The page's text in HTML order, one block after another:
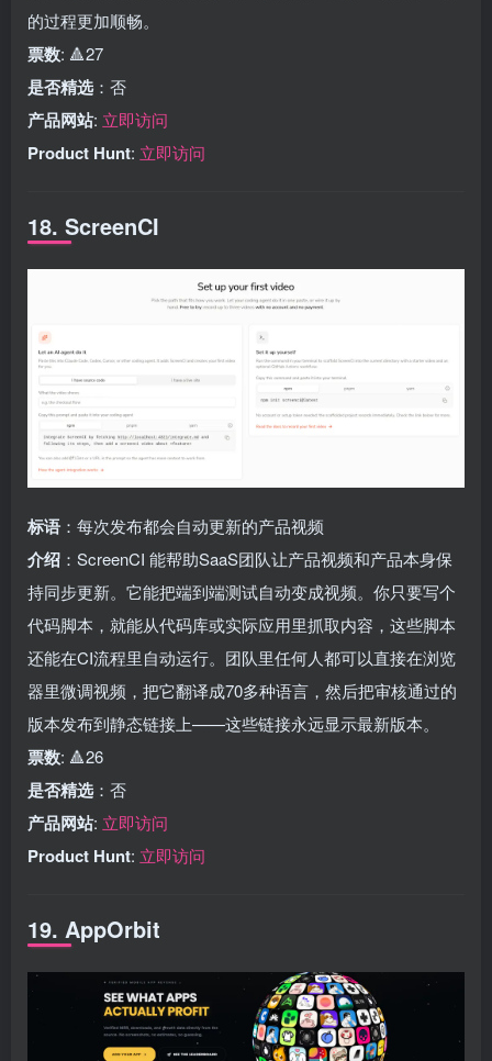
的过程更加顺畅。
票数: 🔺27
是否精选 ：否
产品网站: 立即访问
Product Hunt: 立即访问
18. ScreenCI
标语 ：每次发布都会自动更新的产品视频
介绍 ：ScreenCI 能帮助SaaS团队让产品视频和产品本身保
持同步更新。它能把端到端测试自动变成视频。你只要写个
代码脚本，就能从代码库或实际应用里抓取内容，这些脚本
还能在CI流程里自动运行。团队里任何人都可以直接在浏览
器里微调视频，把它翻译成70多种语言，然后把审核通过的
版本发布到静态链接上——这些链接永远显示最新版本。
票数: 🔺26
是否精选 ：否
产品网站: 立即访问
Product Hunt: 立即访问
19. AppOrbit